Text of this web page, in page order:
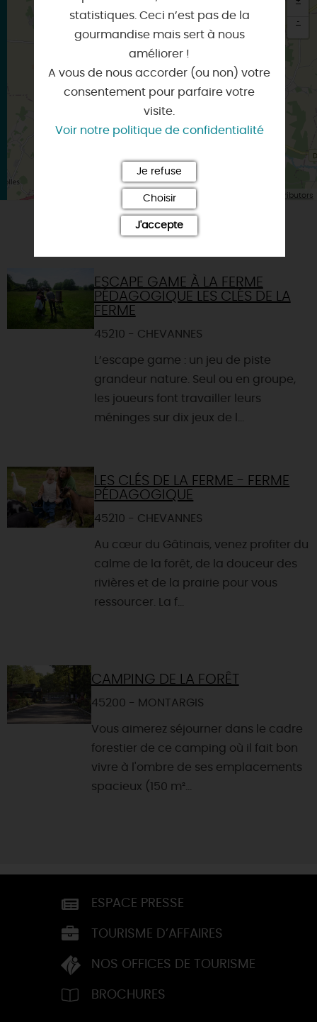
Itinéraire vers
FERRIERES-EN-GATINAIS
-
Leaflet| Map data © OpenStreetMap contributors
ESCAPE GAME À LA FERME
PÉDAGOGIQUE LES CLÉS DE LA
FERME
45210 - CHEVANNES
L’escape game : un jeu de piste
grandeur nature. Seul ou en groupe,
les joueurs font travailler leurs
méninges sur dix jeux de l...
LES CLÉS DE LA FERME - FERME
PÉDAGOGIQUE
45210 - CHEVANNES
Au cœur du Gâtinais, venez profiter du
calme de la forêt, de la douceur des
rivières et de la prairie pour vous
ressourcer. La f...
CAMPING DE LA FORÊT
45200 - MONTARGIS
Vous aimerez séjourner dans le cadre
forestier de ce camping où il fait bon
vivre à l'ombre de ses emplacements
spacieux (150 m²...
ESPACE PRESSE
TOURISME D’AFFAIRES
NOS OFFICES DE TOURISME
BROCHURES
statistiques. Ceci n’est pas de la
gourmandise mais sert à nous
améliorer !
A vous de nous accorder (ou non) votre
consentement pour parfaire votre
visite.
Voir notre politique de confidentialité
Je refuse
Choisir
J'accepte